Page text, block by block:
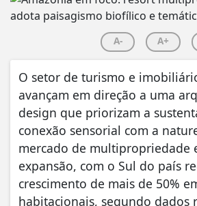
A- A+
O setor de turismo e
avançam em direção a uma
design que priorizam a
conexão sensorial com a
mercado de multipropriedade
expansão, com o Sul do país
crescimento de mais de 50%
habitacionais, segundo dados